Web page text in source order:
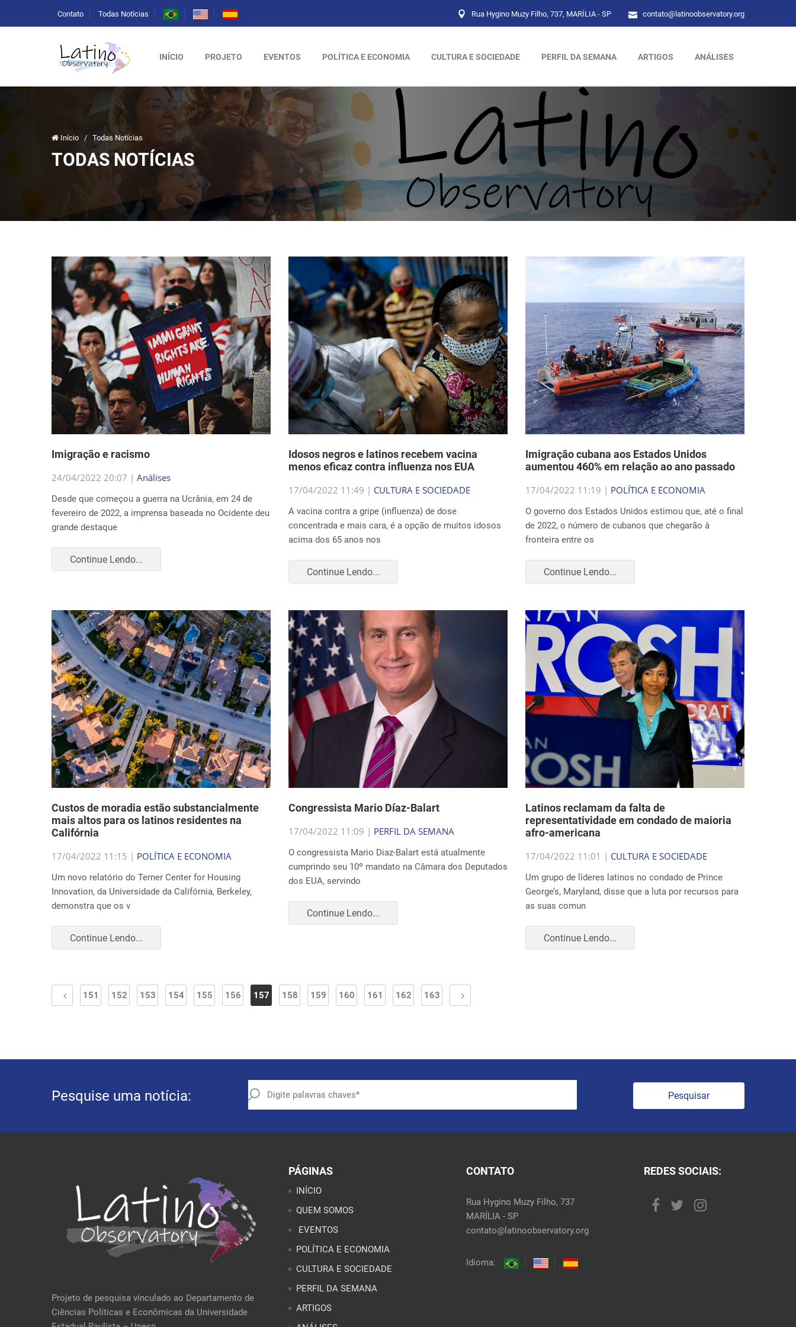
Contato Todas Notícias Rua Hygino Muzy Filho, 737, MARÍLIA - SP contato@latinoobservatory.org
INÍCIO PROJETO EVENTOS POLÍTICA E ECONOMIA CULTURA E SOCIEDADE PERFIL DA SEMANA ARTIGOS ANÁLISES
Início / Todas Notícias
TODAS NOTÍCIAS
Imigração e racismo
24/04/2022 20:07 | Análises
Desde que começou a guerra na Ucrânia, em 24 de
fevereiro de 2022, a imprensa baseada no Ocidente deu
grande destaque
Continue Lendo...
Idosos negros e latinos recebem vacina
menos eficaz contra influenza nos EUA
17/04/2022 11:49 | CULTURA E SOCIEDADE
A vacina contra a gripe (influenza) de dose
concentrada e mais cara, é a opção de muitos idosos
acima dos 65 anos nos
Continue Lendo...
Imigração cubana aos Estados Unidos
aumentou 460% em relação ao ano passado
17/04/2022 11:19 | POLÍTICA E ECONOMIA
O governo dos Estados Unidos estimou que, até o final
de 2022, o número de cubanos que chegarão à
fronteira entre os
Continue Lendo...
Custos de moradia estão substancialmente
mais altos para os latinos residentes na
Califórnia
17/04/2022 11:15 | POLÍTICA E ECONOMIA
Um novo relatório do Terner Center for Housing
Innovation, da Universidade da Califórnia, Berkeley,
demonstra que os v
Continue Lendo...
Congressista Mario Díaz-Balart
17/04/2022 11:09 | PERFIL DA SEMANA
O congressista Mario Diaz-Balart está atualmente
cumprindo seu 10º mandato na Câmara dos Deputados
dos EUA, servindo
Continue Lendo...
Latinos reclamam da falta de
representatividade em condado de maioria
afro-americana
17/04/2022 11:01 | CULTURA E SOCIEDADE
Um grupo de líderes latinos no condado de Prince
George’s, Maryland, disse que a luta por recursos para
as suas comun
Continue Lendo...
151 152 153 154 155 156 157 158 159 160 161 162 163
Pesquise uma notícia: Pesquisar
Projeto de pesquisa vinculado ao Departamento de
Ciências Políticas e Econômicas da Universidade
PÁGINAS
INÍCIO
QUEM SOMOS
EVENTOS
POLÍTICA E ECONOMIA
CULTURA E SOCIEDADE
PERFIL DA SEMANA
ARTIGOS
CONTATO
Rua Hygino Muzy Filho, 737
MARÍLIA - SP
contato@latinoobservatory.org
Idioma:
REDES SOCIAIS: